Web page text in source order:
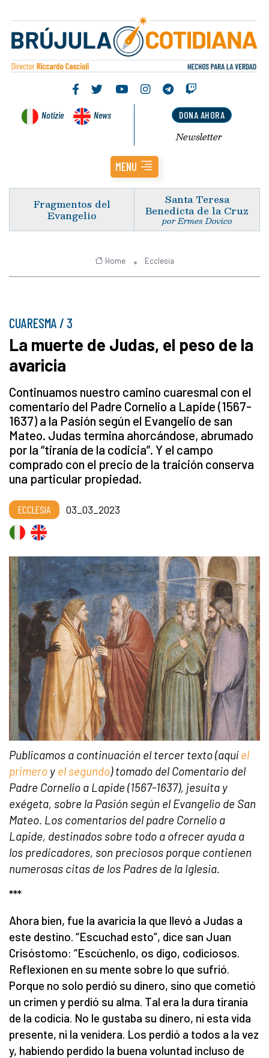
Notizie News DONA AHORA
Newsletter
MENU
Fragmentos del
Evangelio
Santa Teresa
Benedicta de la Cruz
por Ermes Dovico
Home Ecclesia
CUARESMA / 3
La muerte de Judas, el peso de la
avaricia
Continuamos nuestro camino cuaresmal con el
comentario del Padre Cornelio a Lapide (1567-
1637) a la Pasión según el Evangelio de san
Mateo. Judas termina ahorcándose, abrumado
por la “tiranía de la codicia”. Y el campo
comprado con el precio de la traición conserva
una particular propiedad.
ECCLESIA 03_03_2023
Publicamos a continuación el tercer texto (aquíel
primero y el segundo) tomado del Comentario del
Padre Cornelio a Lapide (1567-1637), jesuita y
exégeta, sobre la Pasión según el Evangelio de San
Mateo. Los comentarios del padre Cornelio a
Lapide, destinados sobre todo a ofrecer ayuda a
los predicadores, son preciosos porque contienen
numerosas citas de los Padres de la Iglesia.
***
Ahora bien, fue la avaricia la que llevó a Judas a
este destino. “Escuchad esto”, dice san Juan
Crisóstomo: “Escúchenlo, os digo, codiciosos.
Reflexionen en su mente sobre lo que sufrió.
Porque no solo perdió su dinero, sino que cometió
un crimen y perdió su alma. Tal era la dura tiranía
de la codicia. No le gustaba su dinero, ni esta vida
presente, ni la venidera. Los perdió a todos a la vez
y, habiendo perdido la buena voluntad incluso de